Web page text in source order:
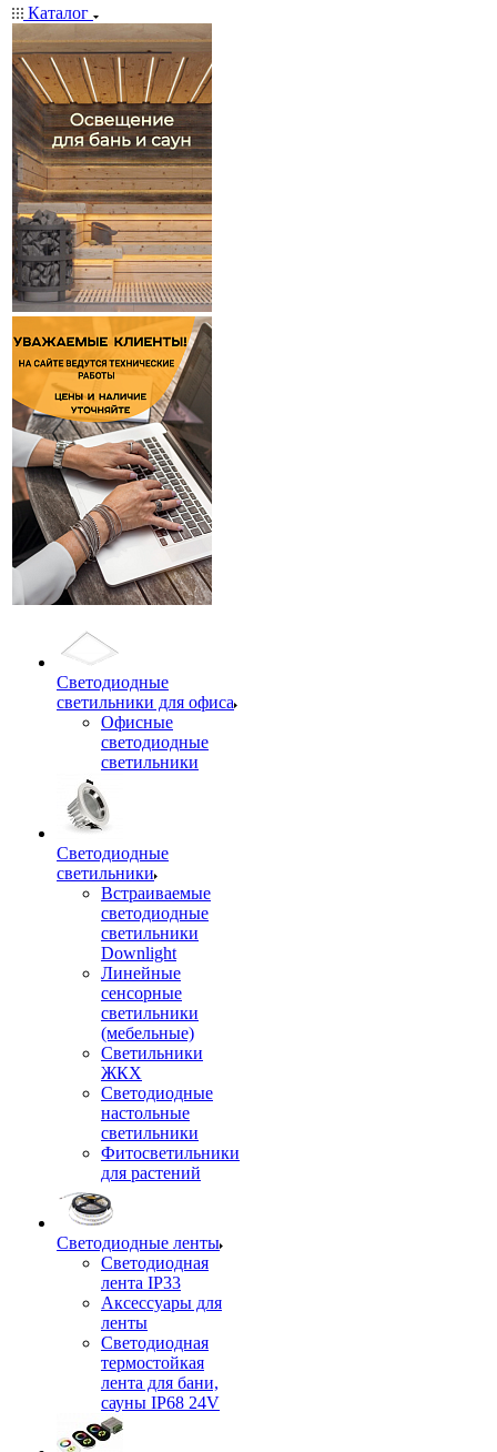
Каталог
Светодиодные
светильники для офиса
Офисные
светодиодные
светильники
Светодиодные
светильники
Встраиваемые
светодиодные
светильники
Downlight
Линейные
сенсорные
светильники
(мебельные)
Светильники
ЖКХ
Светодиодные
настольные
светильники
Фитосветильники
для растений
Светодиодные ленты
Светодиодная
лента IP33
Аксессуары для
ленты
Светодиодная
термостойкая
лента для бани,
сауны IP68 24V